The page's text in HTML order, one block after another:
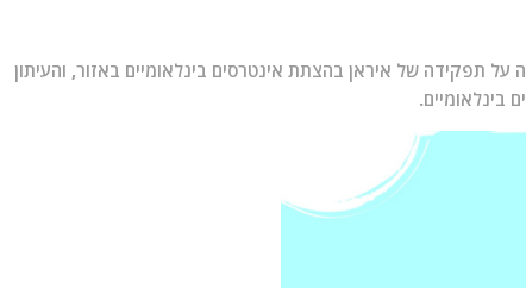
על תפקידה של איראן בהצתת אינטרסים בינלאומיים באזור, והעיתון
בינלאומיים.